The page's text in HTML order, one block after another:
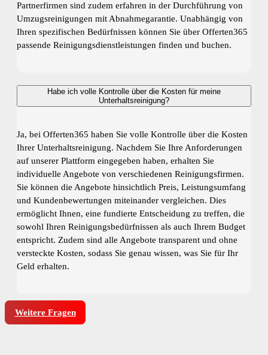
Partnerfirmen sind zudem erfahren in der Durchführung von
Umzugsreinigungen mit Abnahmegarantie. Unabhängig von
Ihren spezifischen Bedürfnissen können Sie über Offerten365
passende Reinigungsdienstleistungen finden und buchen.
Habe ich volle Kontrolle über die Kosten für meine
Unterhaltsreinigung?
Ja, bei Offerten365 haben Sie volle Kontrolle über die Kosten
Ihrer Unterhaltsreinigung. Nachdem Sie Ihre Anforderungen
auf unserer Plattform eingegeben haben, erhalten Sie
individuelle Angebote von verschiedenen Reinigungsfirmen.
Sie können die Angebote hinsichtlich Preis, Leistungsumfang
und Kundenbewertungen miteinander vergleichen. Dies
ermöglicht Ihnen, eine fundierte Entscheidung zu treffen, die
sowohl Ihren Reinigungsbedürfnissen als auch Ihrem Budget
entspricht. Zudem sind alle Angebote transparent und ohne
versteckte Kosten, sodass Sie genau wissen, was Sie für Ihr
Geld erhalten.
Weitere Fragen